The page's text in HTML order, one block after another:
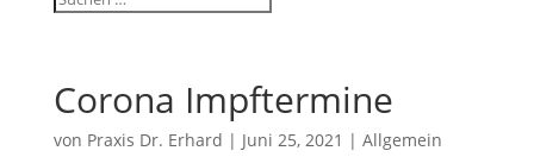
Corona Impftermine
von Praxis Dr. Erhard | Juni 25, 2021 | Allgemein